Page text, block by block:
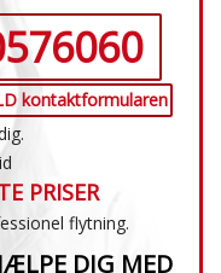
kontaktformularen
PRISER
flytning.
DIG MED